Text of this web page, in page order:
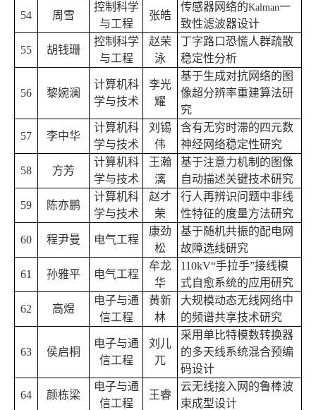
54 周雪
控制科学
与工程
张皓
传感器网络的Kalman一
致性滤波器设计
55 胡钱珊
控制科学
与工程
赵荣
泳
丁字路口恐慌人群疏散
稳定性分析
56 黎婉澜
计算机科
学与技术
李光
耀
基于生成对抗网络的图
像超分辨率重建算法研
究
57 李中华
计算机科
学与技术
刘锡
伟
含有无穷时滞的四元数
神经网络稳定性研究
58 方芳
计算机科
学与技术
王瀚
漓
基于注意力机制的图像
自动描述关键技术研究
59 陈亦鹏
计算机科
学与技术
赵才
荣
行人再辨识问题中非线
性特征的度量方法研究
60 程尹曼 电气工程
康劲
松
基于随机共振的配电网
故障选线研究
61 孙雅平 电气工程
牟龙
华
110kV“手拉手”接线模
式自愈系统的应用研究
62 高煜
电子与通
信工程
黄新
林
大规模动态无线网络中
的频谱共享技术研究
63 侯启桐
电子与通
信工程
刘儿
兀
采用单比特模数转换器
的多天线系统混合预编
码设计
64 颜栋梁
电子与通
信工程
王睿
云无线接入网的鲁棒波
束成型设计